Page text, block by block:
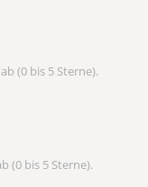
(0 bis 5 Sterne).
(0 bis 5 Sterne).